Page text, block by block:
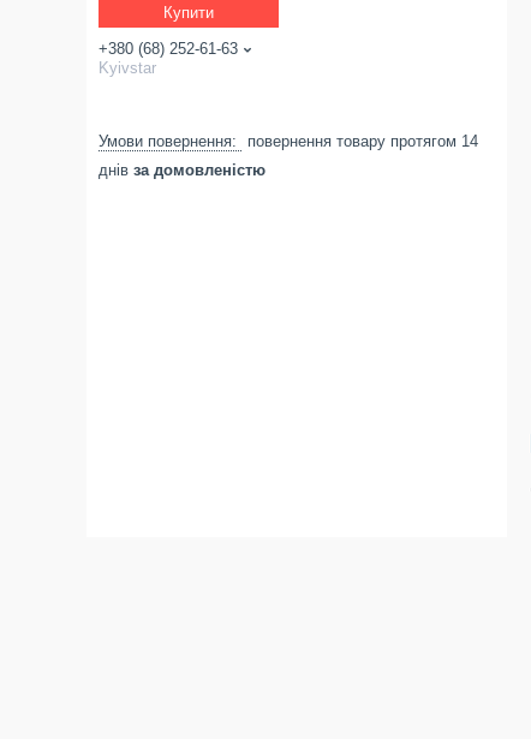
Купити
+380 (68) 252-61-63
Kyivstar
повернення товару протягом 14
днів за домовленістю